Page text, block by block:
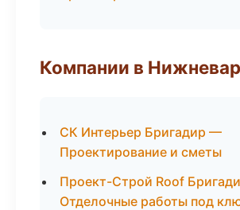
Компании в
СК Интерьер Бригадир —
Проектирование и сметы
Проект-Строй Roof
Отделочные работы под